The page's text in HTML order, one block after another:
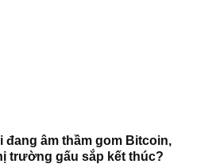
đang âm thầm gom Bitcoin,
trường gấu sắp kết thúc?